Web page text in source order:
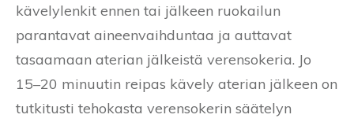
kävelylenkit ennen tai jälkeen ruokailun
parantavat aineenvaihduntaa ja auttavat
tasaamaan aterian jälkeistä verensokeria. Jo
15–20 minuutin reipas kävely aterian jälkeen on
tutkitusti tehokasta verensokerin säätelyn